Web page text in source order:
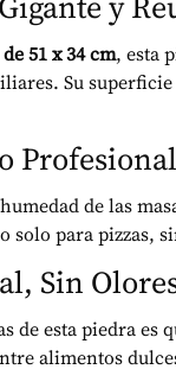
51 x 34 cm, esta
Su
de las
solo para pizzas,
Sin
de esta piedra es
alimentos